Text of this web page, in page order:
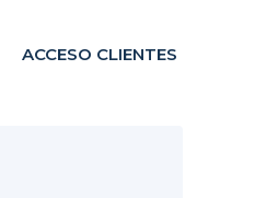
ACCESO CLIENTES